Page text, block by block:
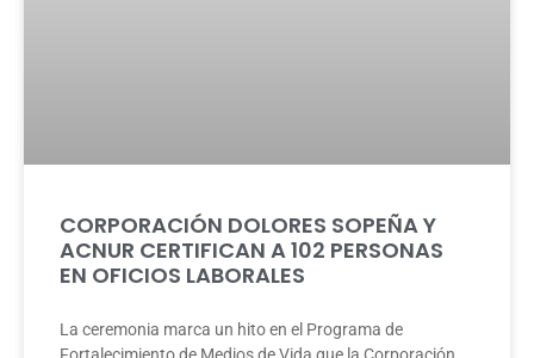
CORPORACIÓN DOLORES SOPEÑA Y
ACNUR CERTIFICAN A 102 PERSONAS
EN OFICIOS LABORALES
La ceremonia marca un hito en el Programa de
Fortalecimiento de Medios de Vida que la Corporación